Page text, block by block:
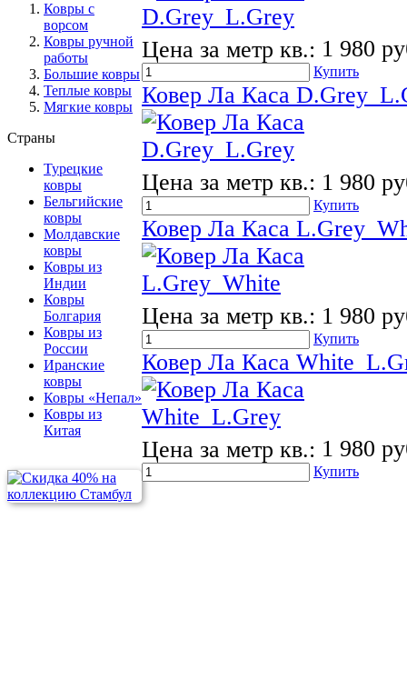
Ковры с
ворсом
Ковры ручной
работы
Большие ковры
Теплые ковры
Мягкие ковры
Страны
Турецкие
ковры
Бельгийские
ковры
Молдавские
ковры
Ковры из
Индии
Ковры
Болгария
Ковры из
России
Иранские
ковры
Ковры «Непал»
Ковры из
Китая
Цена за метр кв.: 1 980
Купить
Ковер Ла Каса
Цена за метр кв.: 1 980
Купить
Ковер Ла Каса
Цена за метр кв.: 1 980
Купить
Ковер Ла Каса
Цена за метр кв.: 1 980
Купить